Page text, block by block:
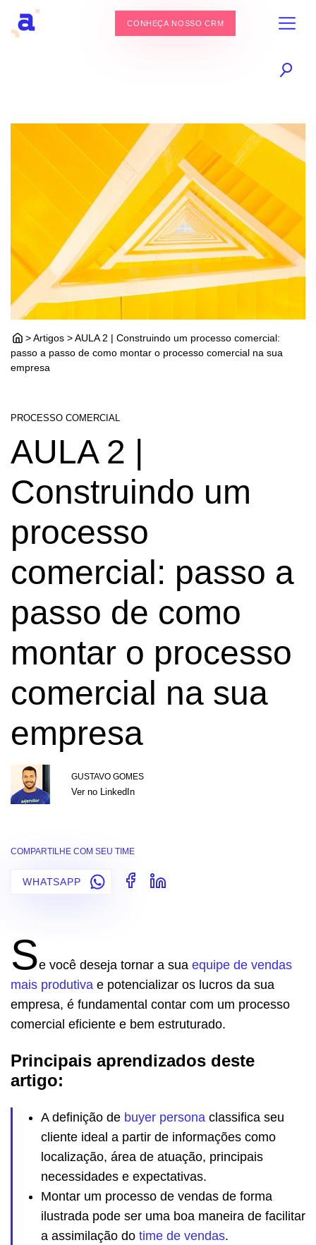
CONHEÇA NOSSO CRM
> Artigos > AULA 2 | Construindo um processo comercial:
passo a passo de como montar o processo comercial na sua
empresa
PROCESSO COMERCIAL
AULA 2 |
Construindo um
processo
comercial: passo a
passo de como
montar o processo
comercial na sua
empresa
GUSTAVO GOMES
Ver no LinkedIn
COMPARTILHE COM SEU TIME
WHATSAPP
Se você deseja tornar a sua equipe de vendas
mais produtiva e potencializar os lucros da sua
empresa, é fundamental contar com um processo
comercial eficiente e bem estruturado.
Principais aprendizados deste
artigo:
A definição de buyer persona classifica seu
cliente ideal a partir de informações como
localização, área de atuação, principais
necessidades e expectativas.
Montar um processo de vendas de forma
ilustrada pode ser uma boa maneira de facilitar
a assimilação do time de vendas.